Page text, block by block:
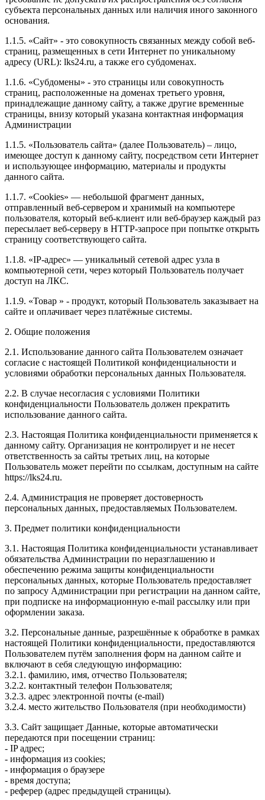
субъекта персональных данных или наличия иного законного
основания.
1.1.5. «Сайт» - это совокупность связанных между собой веб-
страниц, размещенных в сети Интернет по уникальному
адресу (URL): lks24.ru, а также его субдоменах.
1.1.6. «Субдомены» - это страницы или совокупность
страниц, расположенные на доменах третьего уровня,
принадлежащие данному сайту, а также другие временные
страницы, внизу который указана контактная информация
Администрации
1.1.5. «Пользователь сайта» (далее Пользователь) – лицо,
имеющее доступ к данному сайту, посредством сети Интернет
и использующее информацию, материалы и продукты
данного сайта.
1.1.7. «Cookies» — небольшой фрагмент данных,
отправленный веб-сервером и хранимый на компьютере
пользователя, который веб-клиент или веб-браузер каждый раз
пересылает веб-серверу в HTTP-запросе при попытке открыть
страницу соответствующего сайта.
1.1.8. «IP-адрес» — уникальный сетевой адрес узла в
компьютерной сети, через который Пользователь получает
доступ на ЛКС.
1.1.9. «Товар » - продукт, который Пользователь заказывает на
сайте и оплачивает через платёжные системы.
2. Общие положения
2.1. Использование данного сайта Пользователем означает
согласие с настоящей Политикой конфиденциальности и
условиями обработки персональных данных Пользователя.
2.2. В случае несогласия с условиями Политики
конфиденциальности Пользователь должен прекратить
использование данного сайта.
2.3. Настоящая Политика конфиденциальности применяется к
данному сайту. Организация не контролирует и не несет
ответственность за сайты третьих лиц, на которые
Пользователь может перейти по ссылкам, доступным на сайте
https://lks24.ru.
2.4. Администрация не проверяет достоверность
персональных данных, предоставляемых Пользователем.
3. Предмет политики конфиденциальности
3.1. Настоящая Политика конфиденциальности устанавливает
обязательства Администрации по неразглашению и
обеспечению режима защиты конфиденциальности
персональных данных, которые Пользователь предоставляет
по запросу Администрации при регистрации на данном сайте,
при подписке на информационную e-mail рассылку или при
оформлении заказа.
3.2. Персональные данные, разрешённые к обработке в рамках
настоящей Политики конфиденциальности, предоставляются
Пользователем путём заполнения форм на данном сайте и
включают в себя следующую информацию:
3.2.1. фамилию, имя, отчество Пользователя;
3.2.2. контактный телефон Пользователя;
3.2.3. адрес электронной почты (e-mail)
3.2.4. место жительство Пользователя (при необходимости)
3.3. Сайт защищает Данные, которые автоматически
передаются при посещении страниц:
- IP адрес;
- информация из cookies;
- информация о браузере
- время доступа;
- реферер (адрес предыдущей страницы).